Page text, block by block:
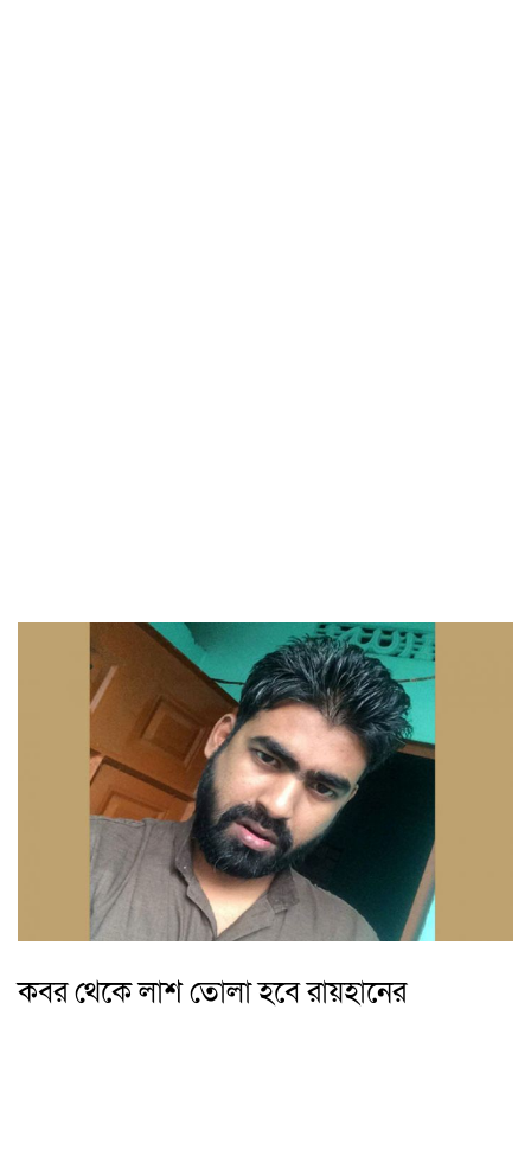
কবর থেকে লাশ তোলা হবে রায়হানের